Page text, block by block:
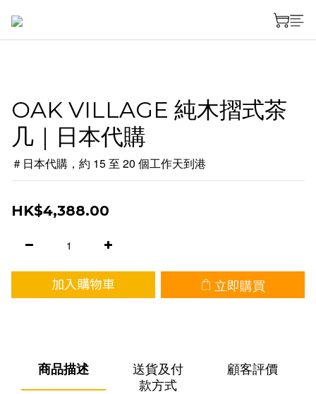
OAK VILLAGE 純木摺式茶
几｜日本代購
＃日本代購，約 15 至 20 個工作天到港
HK$4,388.00
加入購物車 立即購買
商品描述
送貨及付
款方式
顧客評價